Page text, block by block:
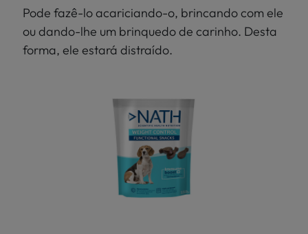
Pode fazê-lo acariciando-o, brincando com ele
ou dando-lhe um brinquedo de carinho. Desta
forma, ele estará distraído.